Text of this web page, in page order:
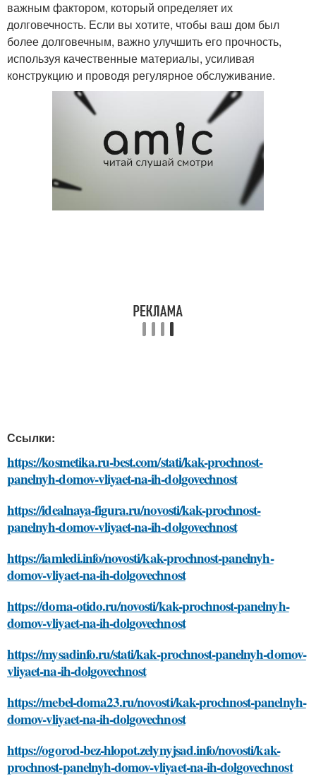
важным фактором, который определяет их
долговечность. Если вы хотите, чтобы ваш дом был
более долговечным, важно улучшить его прочность,
используя качественные материалы, усиливая
конструкцию и проводя регулярное обслуживание.
Ссылки:
https://kosmetika.ru-best.com/stati/kak-prochnost-
panelnyh-domov-vliyaet-na-ih-dolgovechnost
https://idealnaya-figura.ru/novosti/kak-prochnost-
panelnyh-domov-vliyaet-na-ih-dolgovechnost
https://iamledi.info/novosti/kak-prochnost-panelnyh-
domov-vliyaet-na-ih-dolgovechnost
https://doma-otido.ru/novosti/kak-prochnost-panelnyh-
domov-vliyaet-na-ih-dolgovechnost
https://mysadinfo.ru/stati/kak-prochnost-panelnyh-domov-
vliyaet-na-ih-dolgovechnost
https://mebel-doma23.ru/novosti/kak-prochnost-panelnyh-
domov-vliyaet-na-ih-dolgovechnost
https://ogorod-bez-hlopot.zelynyjsad.info/novosti/kak-
prochnost-panelnyh-domov-vliyaet-na-ih-dolgovechnost